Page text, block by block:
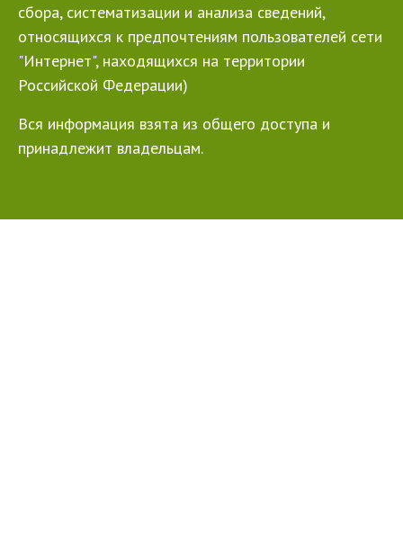
сбора, систематизации и анализа сведений,
относящихся к предпочтениям пользователей сети
"Интернет", находящихся на территории
Российской Федерации)
Вся информация взята из общего доступа и
принадлежит владельцам.